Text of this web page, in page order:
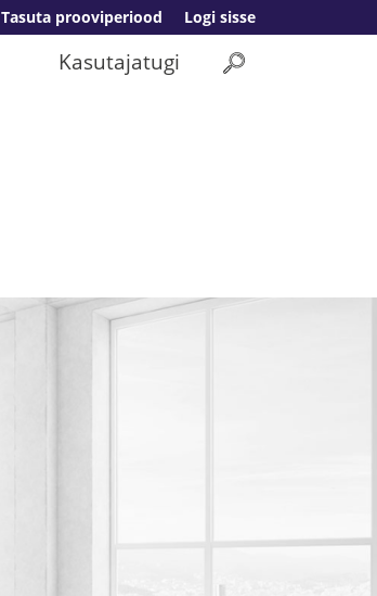
Logi sisse
Tasuta prooviperiood
Kasutajatugi